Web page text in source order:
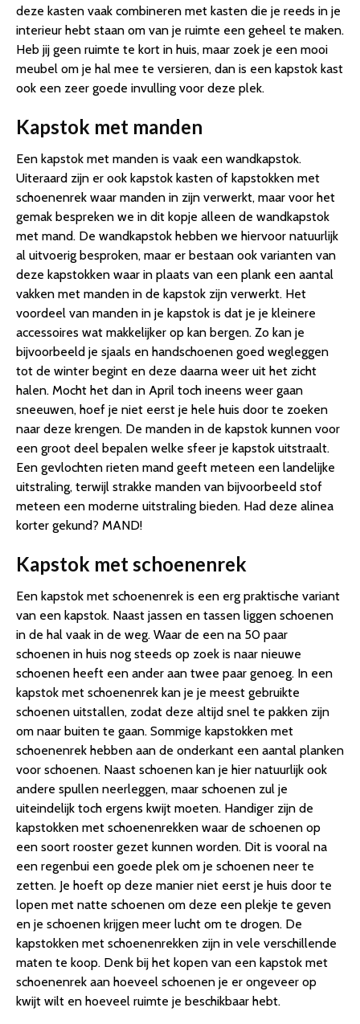
deze kasten vaak combineren met kasten die je reeds in je
interieur hebt staan om van je ruimte een geheel te maken.
Heb jij geen ruimte te kort in huis, maar zoek je een mooi
meubel om je hal mee te versieren, dan is een kapstok kast
ook een zeer goede invulling voor deze plek.
Kapstok met manden
Een kapstok met manden is vaak een wandkapstok.
Uiteraard zijn er ook kapstok kasten of kapstokken met
schoenenrek waar manden in zijn verwerkt, maar voor het
gemak bespreken we in dit kopje alleen de wandkapstok
met mand. De wandkapstok hebben we hiervoor natuurlijk
al uitvoerig besproken, maar er bestaan ook varianten van
deze kapstokken waar in plaats van een plank een aantal
vakken met manden in de kapstok zijn verwerkt. Het
voordeel van manden in je kapstok is dat je je kleinere
accessoires wat makkelijker op kan bergen. Zo kan je
bijvoorbeeld je sjaals en handschoenen goed wegleggen
tot de winter begint en deze daarna weer uit het zicht
halen. Mocht het dan in April toch ineens weer gaan
sneeuwen, hoef je niet eerst je hele huis door te zoeken
naar deze krengen. De manden in de kapstok kunnen voor
een groot deel bepalen welke sfeer je kapstok uitstraalt.
Een gevlochten rieten mand geeft meteen een landelijke
uitstraling, terwijl strakke manden van bijvoorbeeld stof
meteen een moderne uitstraling bieden. Had deze alinea
korter gekund? MAND!
Kapstok met schoenenrek
Een kapstok met schoenenrek is een erg praktische variant
van een kapstok. Naast jassen en tassen liggen schoenen
in de hal vaak in de weg. Waar de een na 50 paar
schoenen in huis nog steeds op zoek is naar nieuwe
schoenen heeft een ander aan twee paar genoeg. In een
kapstok met schoenenrek kan je je meest gebruikte
schoenen uitstallen, zodat deze altijd snel te pakken zijn
om naar buiten te gaan. Sommige kapstokken met
schoenenrek hebben aan de onderkant een aantal planken
voor schoenen. Naast schoenen kan je hier natuurlijk ook
andere spullen neerleggen, maar schoenen zul je
uiteindelijk toch ergens kwijt moeten. Handiger zijn de
kapstokken met schoenenrekken waar de schoenen op
een soort rooster gezet kunnen worden. Dit is vooral na
een regenbui een goede plek om je schoenen neer te
zetten. Je hoeft op deze manier niet eerst je huis door te
lopen met natte schoenen om deze een plekje te geven
en je schoenen krijgen meer lucht om te drogen. De
kapstokken met schoenenrekken zijn in vele verschillende
maten te koop. Denk bij het kopen van een kapstok met
schoenenrek aan hoeveel schoenen je er ongeveer op
kwijt wilt en hoeveel ruimte je beschikbaar hebt.